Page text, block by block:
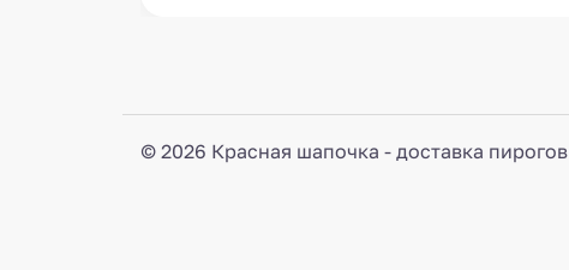
© 2026 Красная шапочка - доставка пирогов